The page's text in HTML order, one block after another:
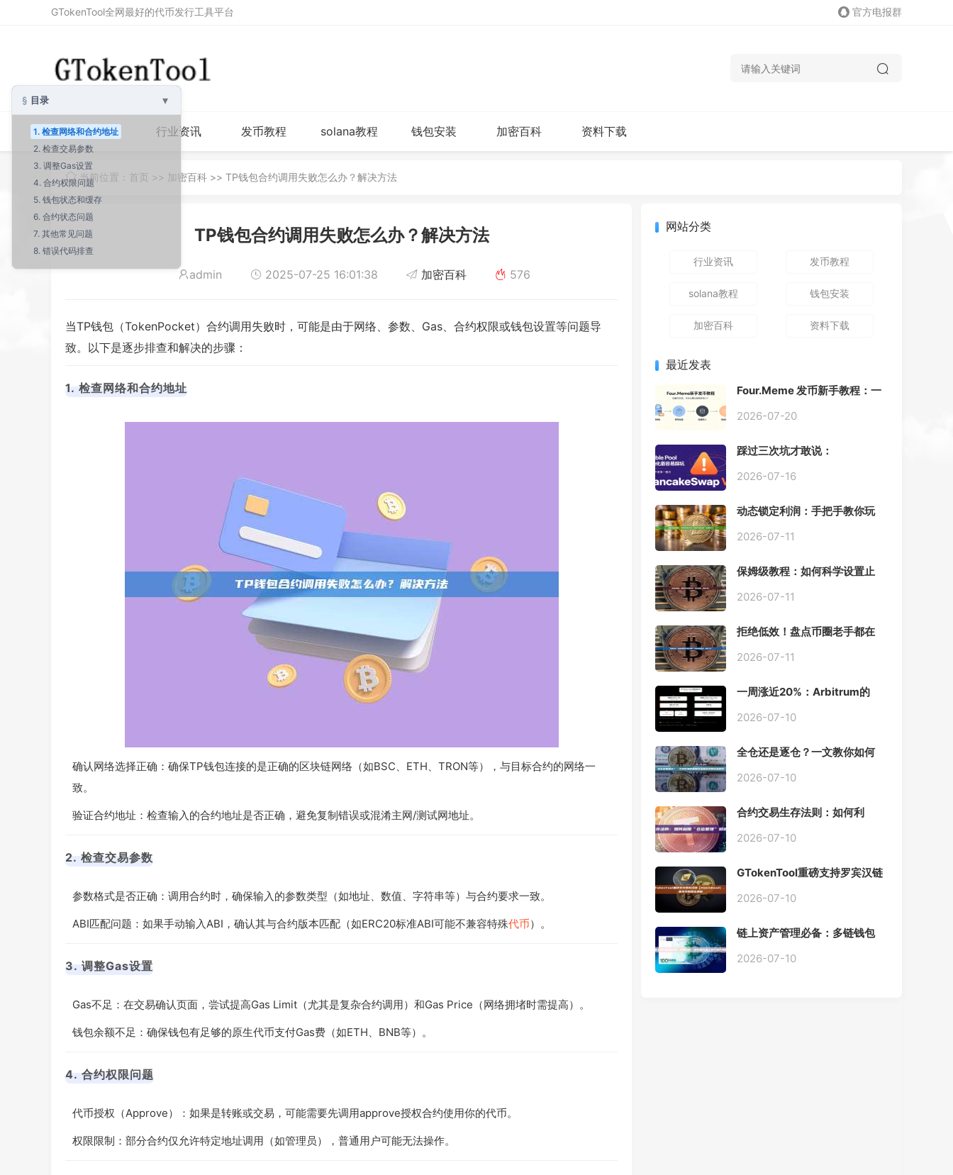
GTokenTool全网最好的代币发行工具平台 官方电报群
首页 行业资讯 发币教程 solana教程 钱包安装 加密百科 资料下载
当前位置： 首页 >> 加密百科 >> TP钱包合约调用失败怎么办？解决方法
TP钱包合约调用失败怎么办？解决方法
admin 2025-07-25 16:01:38 加密百科 576
当TP钱包（TokenPocket）合约调用失败时，可能是由于网络、参数、Gas、合约权限或钱包设置等问题导
致。以下是逐步排查和解决的步骤：
1. 检查网络和合约地址
确认网络选择正确：确保TP钱包连接的是正确的区块链网络（如BSC、ETH、TRON等），与目标合约的网络一
致。
验证合约地址：检查输入的合约地址是否正确，避免复制错误或混淆主网/测试网地址。
2. 检查交易参数
参数格式是否正确：调用合约时，确保输入的参数类型（如地址、数值、字符串等）与合约要求一致。
ABI匹配问题：如果手动输入ABI，确认其与合约版本匹配（如ERC20标准ABI可能不兼容特殊代币）。
3. 调整Gas设置
Gas不足：在交易确认页面，尝试提高Gas Limit（尤其是复杂合约调用）和Gas Price（网络拥堵时需提高）。
钱包余额不足：确保钱包有足够的原生代币支付Gas费（如ETH、BNB等）。
4. 合约权限问题
代币授权（Approve）：如果是转账或交易，可能需要先调用approve授权合约使用你的代币。
权限限制：部分合约仅允许特定地址调用（如管理员），普通用户可能无法操作。
网站分类
行业资讯 发币教程
solana教程 钱包安装
加密百科 资料下载
最近发表
Four.Meme 发币新手教程：一
动踩坑
2026-07-20
踩过三次坑才敢说：
Pool 最容易翻车的不是手续
2026-07-16
动态锁定利润：手把手教你玩
2026-07-11
保姆级教程：如何科学设置止
2026-07-11
拒绝低效！盘点币圈老手都在
具
2026-07-11
一周涨近20%：Arbitrum的
Chain一夜盘活
2026-07-10
全仓还是逐仓？一文教你如何
2026-07-10
合约交易生存法则：如何利
2026-07-10
GTokenTool重磅支持罗宾汉链
程全解析
2026-07-10
链上资产管理必备：多链钱包
2026-07-10
目录 ▾
1. 检查网络和合约地址
2. 检查交易参数
3. 调整Gas设置
4. 合约权限问题
5. 钱包状态和缓存
6. 合约状态问题
7. 其他常见问题
8. 错误代码排查